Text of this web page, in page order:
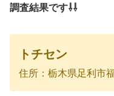
調査結果です⇩⇩
トチセン
住所：栃木県足利市